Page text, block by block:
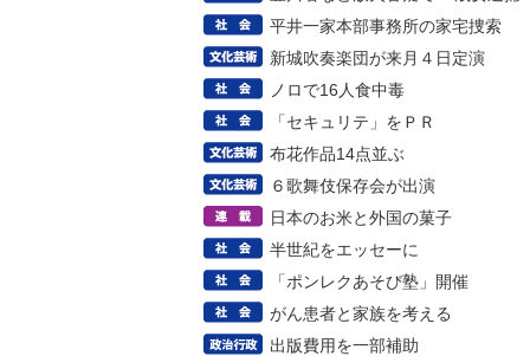
平井一家本部事務所の家宅捜索
新城吹奏楽団が来月４日定演
ノロで16人食中毒
「セキュリテ」をＰＲ
布花作品14点並ぶ
６歌舞伎保存会が出演
日本のお米と外国の菓子
半世紀をエッセーに
「ポンレクあそび塾」開催
がん患者と家族を考える
出版費用を一部補助